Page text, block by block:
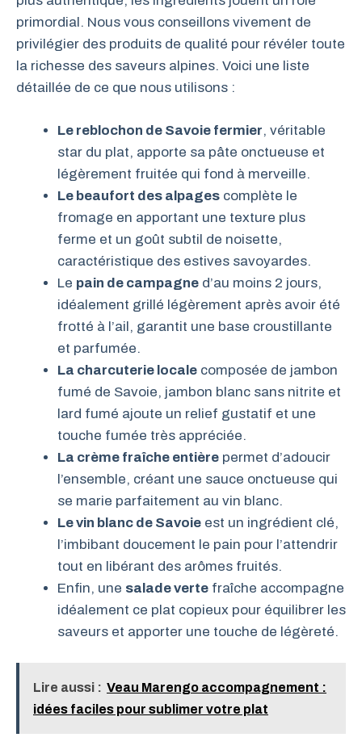
primordial. Nous vous conseillons vivement de
privilégier des produits de qualité pour révéler toute
la richesse des saveurs alpines. Voici une liste
détaillée de ce que nous utilisons :
Le reblochon de Savoie fermier, véritable
star du plat, apporte sa pâte onctueuse et
légèrement fruitée qui fond à merveille.
Le beaufort des alpages complète le
fromage en apportant une texture plus
ferme et un goût subtil de noisette,
caractéristique des estives savoyardes.
Le pain de campagne d’au moins 2 jours,
idéalement grillé légèrement après avoir été
frotté à l’ail, garantit une base croustillante
et parfumée.
La charcuterie locale composée de jambon
fumé de Savoie, jambon blanc sans nitrite et
lard fumé ajoute un relief gustatif et une
touche fumée très appréciée.
La crème fraîche entière permet d’adoucir
l’ensemble, créant une sauce onctueuse qui
se marie parfaitement au vin blanc.
Le vin blanc de Savoie est un ingrédient clé,
l’imbibant doucement le pain pour l’attendrir
tout en libérant des arômes fruités.
Enfin, une salade verte fraîche accompagne
idéalement ce plat copieux pour équilibrer les
saveurs et apporter une touche de légèreté.
Lire aussi : Veau Marengo accompagnement :
idées faciles pour sublimer votre plat